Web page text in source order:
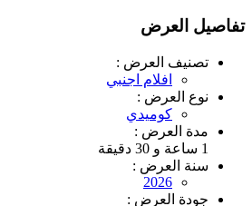
تفاصيل العرض
تصنيف العرض :
افلام اجنبي
نوع العرض :
كوميدي
مدة العرض :
1 ساعة و 30 دقيقة
سنة العرض :
2026
جودة العرض :